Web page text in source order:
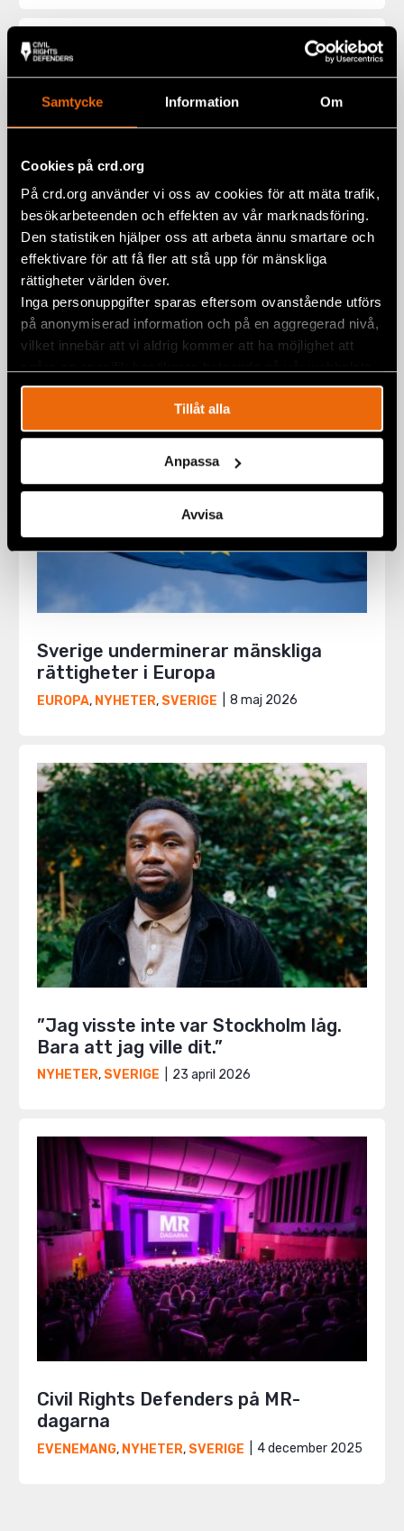
Samtycke Information Om
Cookies på crd.org
På crd.org använder vi oss av cookies för att mäta trafik,
besökarbeteenden och effekten av vår marknadsföring.
Den statistiken hjälper oss att arbeta ännu smartare och
effektivare för att få fler att stå upp för mänskliga
rättigheter världen över.
Inga personuppgifter sparas eftersom ovanstående utförs
på anonymiserad information och på en aggregerad nivå,
vilket innebär att vi aldrig kommer att ha möjlighet att
Tillåt alla
Anpassa
Avvisa
Snacka Demokratin som studiecirkel
PUBLIKATIONER,SVERIGE 3 juni 2026
Sverige underminerar mänskliga
rättigheter i Europa
EUROPA, NYHETER, SVERIGE 8 maj 2026
”Jag visste inte var Stockholm låg.
Bara att jag ville dit.”
NYHETER, SVERIGE 23 april 2026
Civil Rights Defenders på MR-
dagarna
EVENEMANG, NYHETER, SVERIGE 4 december 2025